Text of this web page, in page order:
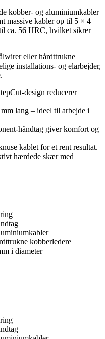
kobber- og aluminiumkabler
massive kabler op til 5 × 4
ca. 56 HRC, hvilket sikrer
eller hårdttrukne
installations- og elarbejder,
design reducerer
lang – ideel til arbejde i
håndtag giver komfort og
kablet for et rent resultat.
hærdede skær med
kobberledere
i diameter